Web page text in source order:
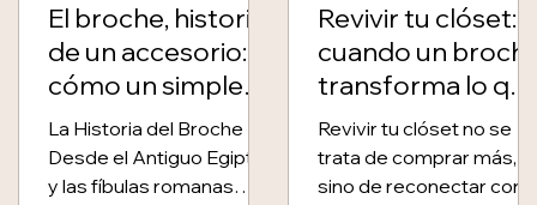
El broche, historia
de un accesorio:
cómo un simple
cierre se convirtió
en símbolo de
poder
La Historia del Broche
Desde el Antiguo Egipto
y las fíbulas romanas
Revivir tu clóset:
cuando un
transforma lo
ya tienes
Revivir tu clóset no se
trata de comprar más,
sino de reconectar con